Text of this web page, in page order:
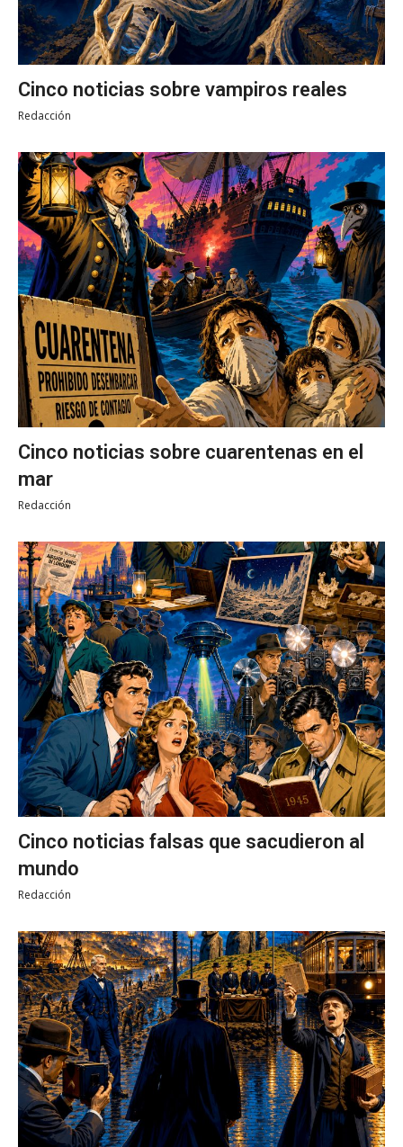
Cinco noticias sobre vampiros reales
Redacción
Cinco noticias sobre cuarentenas en el
mar
Redacción
Cinco noticias falsas que sacudieron al
mundo
Redacción